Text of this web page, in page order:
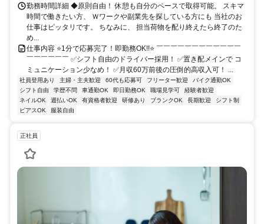
勤務時間詳細 ◆原則自由！ 休憩も自分のペースで取得可能。 スキマ
時間で働きたい方、 Ｗワークや副業先を探している方にも 当社のお
仕事はピッタリです。 ちなみに、 担当荷物を配り終えたら終了のた
め...
仕事内容 ⭐1分で応募完了！即勤務OK!!⭐ ￣￣￣￣￣￣￣￣￣￣￣￣
￣￣￣￣￣￣ ✅シフト自由のドライバー採用！ ✅置き配メインで コ
ミュニケーション少なめ！ ✅月収60万前後の圧倒的高収入可！ ...
社員登用あり 主婦・主夫歓迎 60代も応募可 フリーター歓迎
バイク通勤OK
シフト自由
学歴不問 車通勤OK 即日勤務OK 職場見学可
経験者歓迎
ネイルOK
週払いOK 有資格者歓迎 研修あり ブランクOK 長期歓迎
シフト制
ピアスOK
服装自由
正社員